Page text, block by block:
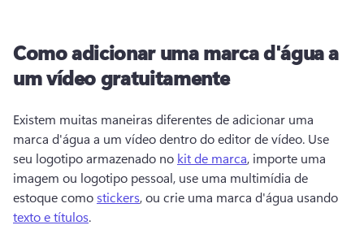
Como adicionar uma marca d'água a
um vídeo gratuitamente
Existem muitas maneiras diferentes de adicionar uma
marca d'água a um vídeo dentro do editor de vídeo. Use
seu logotipo armazenado no kit de marca, importe uma
imagem ou logotipo pessoal, use uma multimídia de
estoque como stickers, ou crie uma marca d'água usando
texto e títulos.